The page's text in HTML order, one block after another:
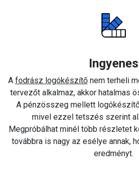
Ingyenes
A fodrász logókészítőnem terheli
tervezőt alkalmaz, akkor hatalmas
A pénzösszeg mellett
mivel ezzel tetszés szerint
Megpróbálhat minél több részletet
továbbra is nagy az esélye annak,
eredményt.